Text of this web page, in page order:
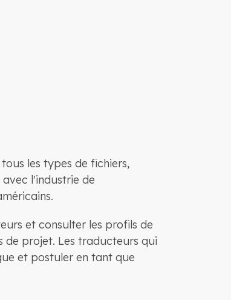
les types de fichiers,
l'industrie de
et consulter les profils de
de projet. Les traducteurs qui
et postuler en tant que